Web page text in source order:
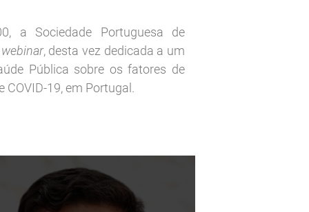
a Sociedade Portuguesa de
webinar, desta vez dedicada a um
Pública sobre os fatores de
19, em Portugal.